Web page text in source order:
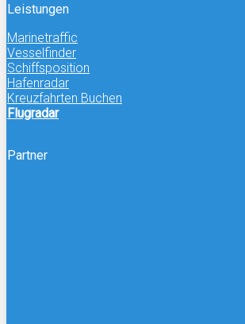
Leistungen
Marinetraffic
Vesselfinder
Schiffsposition
Hafenradar
Kreuzfahrten Buchen
Flugradar
Partner